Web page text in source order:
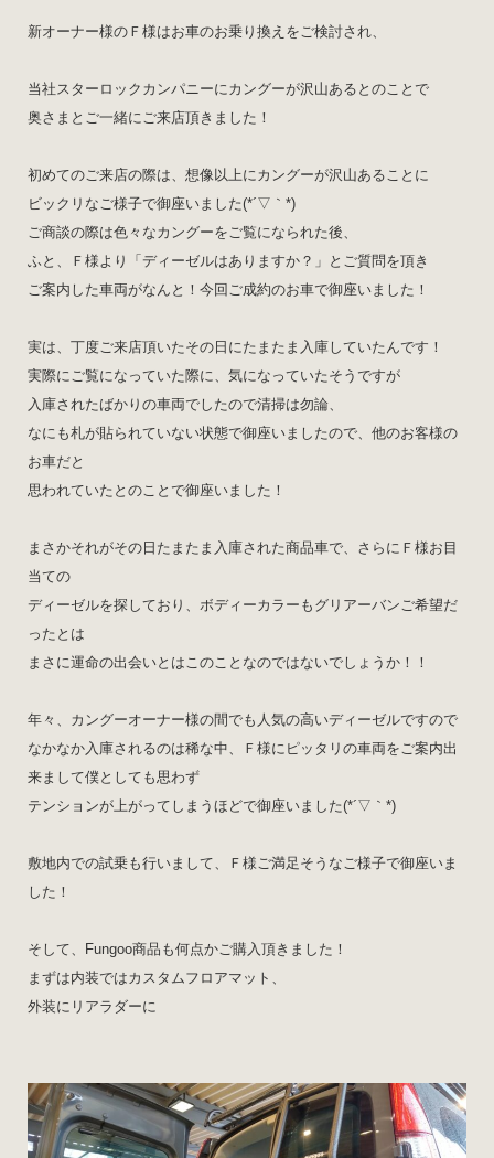
新オーナー様のＦ様はお車のお乗り換えをご検討され、
当社スターロックカンパニーにカングーが沢山あるとのことで
奥さまとご一緒にご来店頂きました！
初めてのご来店の際は、想像以上にカングーが沢山あることに
ビックリなご様子で御座いました(*´▽｀*)
ご商談の際は色々なカングーをご覧になられた後、
ふと、Ｆ様より「ディーゼルはありますか？」とご質問を頂き
ご案内した車両がなんと！今回ご成約のお車で御座いました！
実は、丁度ご来店頂いたその日にたまたま入庫していたんです！
実際にご覧になっていた際に、気になっていたそうですが
入庫されたばかりの車両でしたので清掃は勿論、
なにも札が貼られていない状態で御座いましたので、他のお客様の
お車だと
思われていたとのことで御座いました！
まさかそれがその日たまたま入庫された商品車で、さらにＦ様お目
当ての
ディーゼルを探しており、ボディーカラーもグリアーバンご希望だ
ったとは
まさに運命の出会いとはこのことなのではないでしょうか！！
年々、カングーオーナー様の間でも人気の高いディーゼルですので
なかなか入庫されるのは稀な中、Ｆ様にピッタリの車両をご案内出
来まして僕としても思わず
テンションが上がってしまうほどで御座いました(*´▽｀*)
敷地内での試乗も行いまして、Ｆ様ご満足そうなご様子で御座いま
した！
そして、Fungoo商品も何点かご購入頂きました！
まずは内装ではカスタムフロアマット、
外装にリアラダーに